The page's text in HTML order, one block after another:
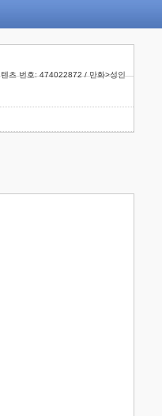
츠 번호: 474022872 / 만화>성인